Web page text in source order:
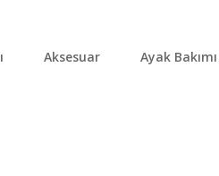
Aksesuar Ayak Bakımı